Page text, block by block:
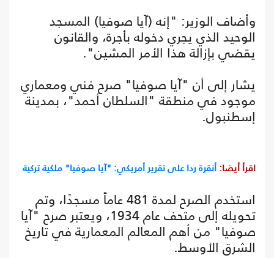
وأضاف الوزير: "إنه (آيا صوفيا) المسجد
الوحيد الذي يجري دخوله بأجرة، والقانون
يقضي بإزالة هذا الأمر المشين".
يشار إلى أن "آيا صوفيا" صرح فني ومعماري
موجود في منطقة "السلطان أحمد"، بمدينة
إسطنبول.
اقرأ أيضا: أنقرة ردا على تقرير أمريكي: "آيا صوفيا" ملكية تركية
استخدم الصرح لمدة 481 عاماً مسجدًا، وتم
تحويله إلى متحف عام 1934، ويعتبر صرح "آيا
صوفيا" من أهم المعالم المعمارية في تاريخ
الشرق الأوسط.